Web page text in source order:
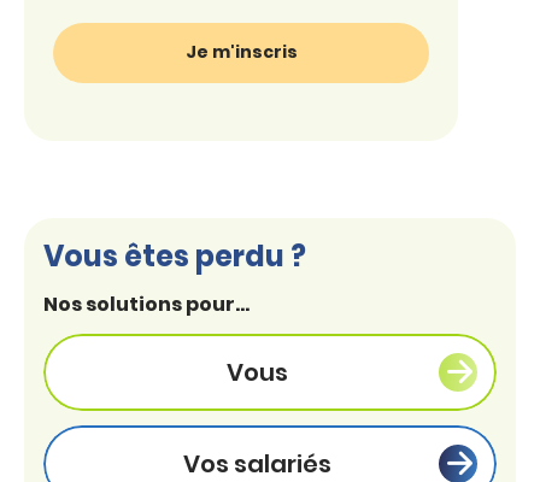
Vous êtes perdu ?
Nos solutions pour...
Vous
Vos salariés